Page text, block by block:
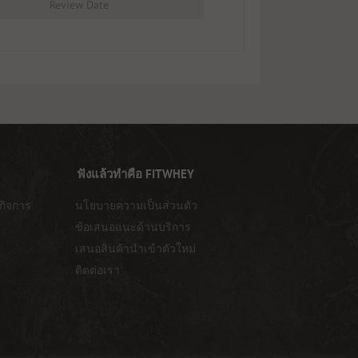
Review Date
ฟังแล้วทำคือ FITWHEY
จการ
นโยบายความเป็นส่วนตัว
ข้อเสนอแนะด้านบริการ
เสนอสินค้านำเข้าตัวใหม่
ติดต่อเรา